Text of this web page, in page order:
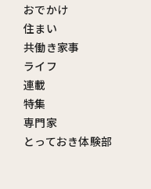
おでかけ
住まい
共働き家事
ライフ
連載
特集
専門家
とっておき体験部